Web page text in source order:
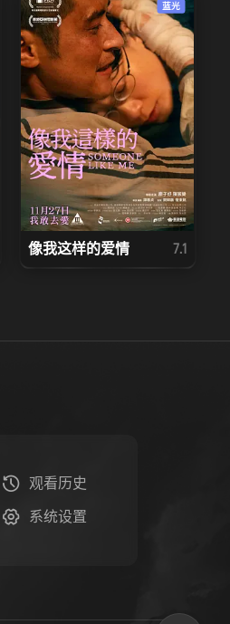
蓝光
像我这样的爱情 7.1
观看历史
系统设置